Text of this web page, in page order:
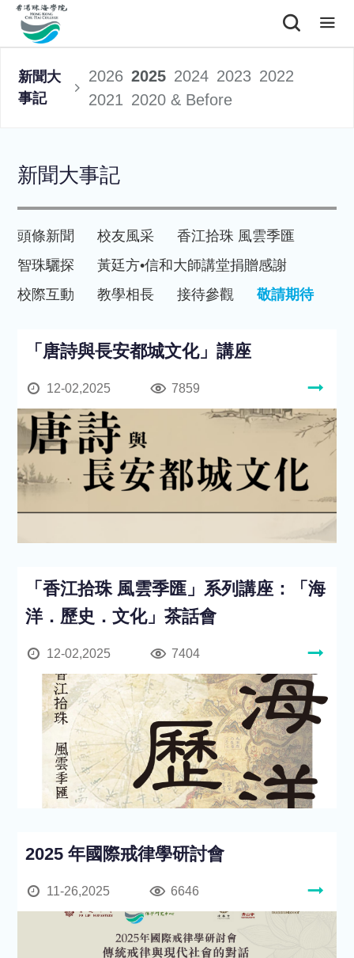
新聞大
事記
2026 2025 2024 2023 2022
2021 2020 & Before
新聞大事記
頭條新聞 校友風采
香江拾珠 風雲季匯
智珠驪探
黃廷方•信和大師講堂捐贈感謝
校際互動
教學相長 接待參觀 敬請期待
「唐詩與長安都城文化」講座
12-02,2025 7859
「香江拾珠 風雲季匯」系列講座：「海
洋．歷史．文化」茶話會
12-02,2025 7404
2025 年國際戒律學研討會
11-26,2025 6646